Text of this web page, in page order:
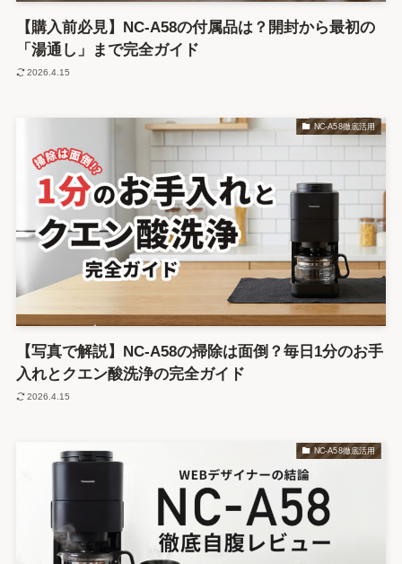
【購入前必見】NC-A58の付属品は？開封から最初の
「湯通し」まで完全ガイド
2026.4.15
NC-A58徹底活用
【写真で解説】NC-A58の掃除は面倒？毎日1分のお手
入れとクエン酸洗浄の完全ガイド
2026.4.15
NC-A58徹底活用